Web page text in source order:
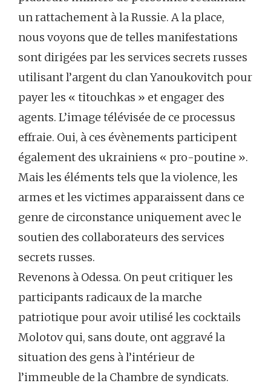
un rattachement à la Russie. A la place,
nous voyons que de telles manifestations
sont dirigées par les services secrets russes
utilisant l’argent du clan Yanoukovitch pour
payer les « titouchkas » et engager des
agents. L’image télévisée de ce processus
effraie. Oui, à ces évènements participent
également des ukrainiens « pro-poutine ».
Mais les éléments tels que la violence, les
armes et les victimes apparaissent dans ce
genre de circonstance uniquement avec le
soutien des collaborateurs des services
secrets russes.
Revenons à Odessa. On peut critiquer les
participants radicaux de la marche
patriotique pour avoir utilisé les cocktails
Molotov qui, sans doute, ont aggravé la
situation des gens à l’intérieur de
l’immeuble de la Chambre de syndicats.